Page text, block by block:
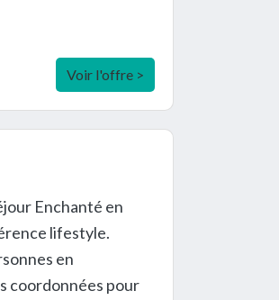
Voir l'offre >
Enchanté en
lifestyle.
en
coordonnées pour